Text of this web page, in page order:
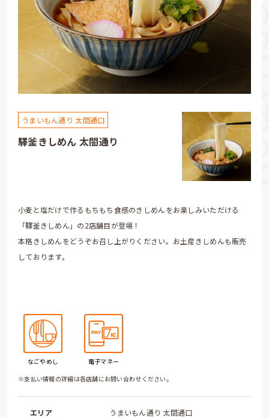
うまいもん通り 太閤通口
驛釜きしめん 太閤通り
小麦と塩だけで作るもちもち食感のきしめんをお楽しみいただける
「驛釜きしめん」の2店舗目が登場！
本格きしめんをどうぞお召し上がりください。お土産きしめんも販売
しております。
なごやめし
電子マネー
※支払い情報の詳細は各店舗にお問い合わせください。
エリア うまいもん通り 太閤通口